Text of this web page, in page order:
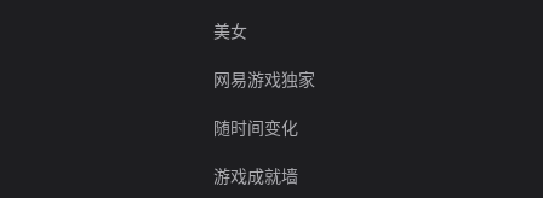
美女
网易游戏独家
随时间变化
游戏成就墙